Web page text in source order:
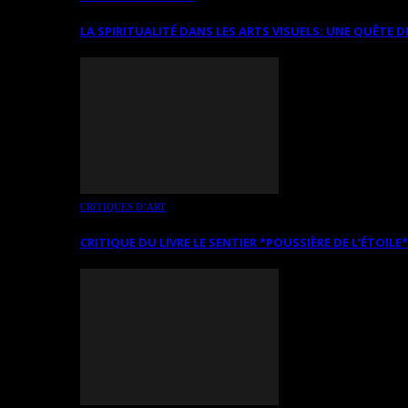
LA SPIRITUALITÉ DANS LES ARTS VISUELS: UNE QUÊTE
CRITIQUES D’ART
CRITIQUE DU LIVRE LE SENTIER *POUSSIÈRE DE L’ÉTOILE*